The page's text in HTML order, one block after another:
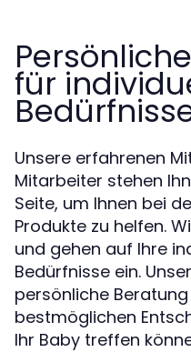
für
Unsere erfahrenen
Mitarbeiter stehen
Seite, um Ihnen bei
Produkte zu helfen.
und gehen auf Ihre
Bedürfnisse ein.
persönliche
bestmöglichen
Ihr Baby treffen